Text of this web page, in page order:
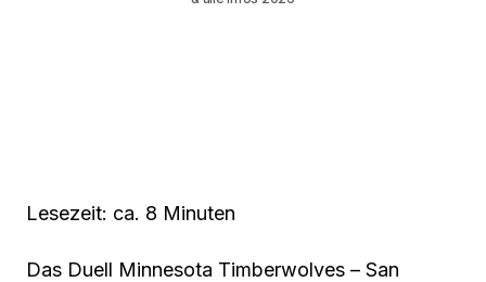
Lesezeit: ca. 8 Minuten
Das Duell Minnesota Timberwolves – San